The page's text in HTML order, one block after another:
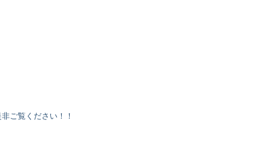
ご覧ください！！